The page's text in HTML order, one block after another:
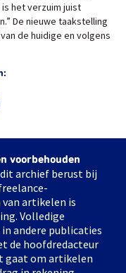
is het verzuim juist
De nieuwe taakstelling
de huidige en volgens
voorbehouden
archief berust bij
van artikelen is
Volledige
andere publicaties
de hoofdredacteur
gaat om artikelen